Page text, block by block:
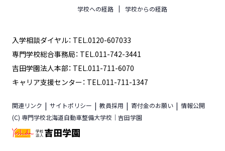
学校への経路 学校からの経路
入学相談ダイヤル： TEL.0120-607033
専門学校総合事務局： TEL.011-742-3441
吉田学園法人本部： TEL.011-711-6070
キャリア支援センター： TEL.011-711-1347
関連リンク サイトポリシー 教員採用 寄付金のお願い
情報公開
(C) 専門学校北海道自動車整備大学校｜吉田学園